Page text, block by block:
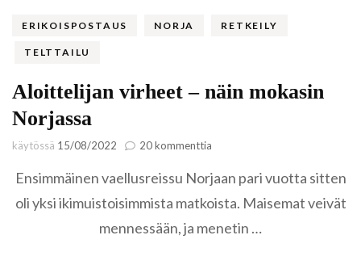
ERIKOISPOSTAUS NORJA RETKEILY
TELTTAILU
Aloittelijan virheet – näin mokasin
Norjassa
käytössä 15/08/2022 20 kommenttia
virheet
näin
mokasin
Ensimmäinen vaellusreissu Norjaan pari vuotta sitten
oli yksi ikimuistoisimmista matkoista. Maisemat veivät
mennessään, ja menetin …